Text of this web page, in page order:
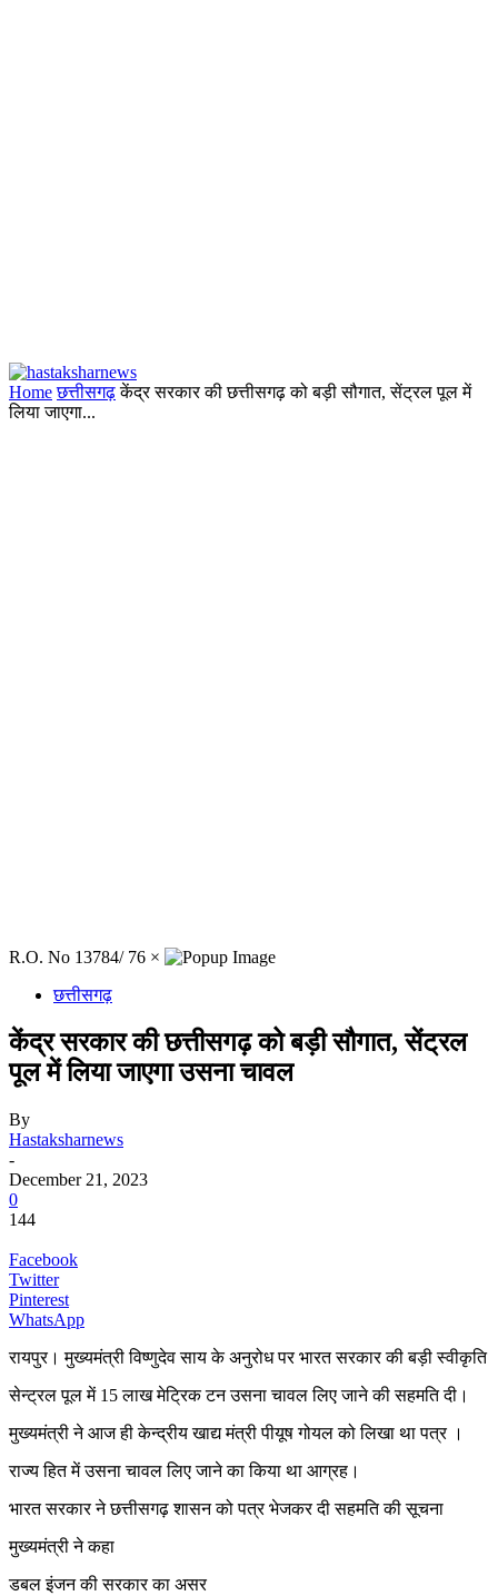
Home छत्तीसगढ़ केंद्र सरकार की छत्तीसगढ़ को बड़ी सौगात, सेंट्रल पूल में
लिया जाएगा...
R.O. No 13784/ 76 ×
छत्तीसगढ़
केंद्र सरकार की छत्तीसगढ़ को बड़ी सौगात, सेंट्रल
पूल में लिया जाएगा उसना चावल
By
Hastaksharnews
-
December 21, 2023
0
144
Facebook
Twitter
Pinterest
WhatsApp
रायपुर। मुख्यमंत्री विष्णुदेव साय के अनुरोध पर भारत सरकार की बड़ी स्वीकृति
सेन्ट्रल पूल में 15 लाख मेट्रिक टन उसना चावल लिए जाने की सहमति दी।
मुख्यमंत्री ने आज ही केन्द्रीय खाद्य मंत्री पीयूष गोयल को लिखा था पत्र ।
राज्य हित में उसना चावल लिए जाने का किया था आग्रह।
भारत सरकार ने छत्तीसगढ़ शासन को पत्र भेजकर दी सहमति की सूचना
मुख्यमंत्री ने कहा
डबल इंजन की सरकार का असर